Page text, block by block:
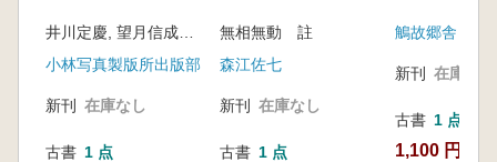
小林写真製版所出版部
新刊 在庫なし
古書 1 点
無相無動 註
森江佐七
新刊 在庫なし
古書 1 点
鵤故郷舎
新刊 在庫なし
古書 1 点
1,100 円